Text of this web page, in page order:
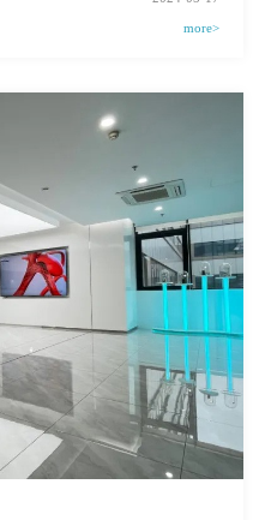
more>